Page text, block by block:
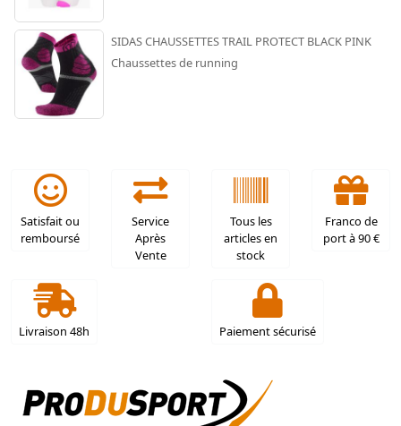
SIDAS CHAUSSETTES TRAIL PROTECT BLACK PINK
Chaussettes de running
Satisfait ou
remboursé
Service
Après
Vente
Tous les
articles en
stock
Franco de
port à 90 €
Livraison 48h Paiement sécurisé